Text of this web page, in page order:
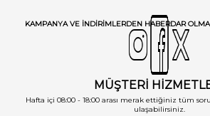
KAMPANYA VE INDIRIMLERDEN HABERDAR
MÜŞTERİ
Hafta içi 08:00 - 18:00 arası merak ettiğiniz tüm
ulaşabilirsiniz.